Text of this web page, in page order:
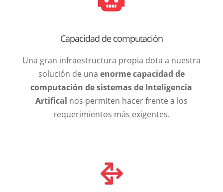
Capacidad de computación
Una gran infraestructura propia dota a nuestra
solución de una enorme capacidad de
computación de sistemas de Inteligencia
Artifical nos permiten hacer frente a los
requerimientos más exigentes.